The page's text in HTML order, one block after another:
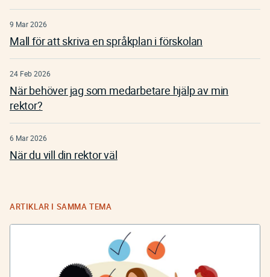
9 Mar 2026
Mall för att skriva en språkplan i förskolan
24 Feb 2026
När behöver jag som medarbetare hjälp av min
rektor?
6 Mar 2026
När du vill din rektor väl
ARTIKLAR I SAMMA TEMA